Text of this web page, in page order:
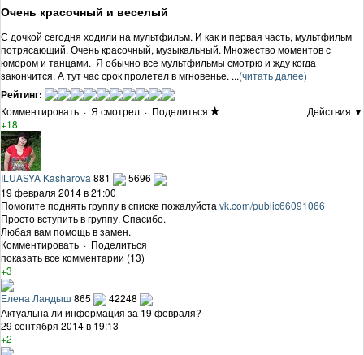
Очень красочный и веселый
С дочкой сегодня ходили на мультфильм. И как и первая часть, мультфильм
потрясающий. Очень красочный, музыкальный. Множество моментов с
юмором и танцами. Я обычно все мультфильмы смотрю и жду когда
закончится. А тут час срок пролетел в мгновенье. ...(читать далее)
Рейтинг:
Комментировать · Я смотрел · Поделиться
Действия ▼
+18
ILUASYA Kasharova 881
5696
19 февраля 2014 в 21:00
Помогите поднять группу в списке пожалуйста vk.com/public66091066
Просто вступить в группу. Спасибо.
Любая вам помощь в замен.
Комментировать · Поделиться
показать все комментарии (13)
+3
Елена Ландыш 865
42248
Актуальна ли информация за 19 февраля?
29 сентября 2014 в 19:13
+2